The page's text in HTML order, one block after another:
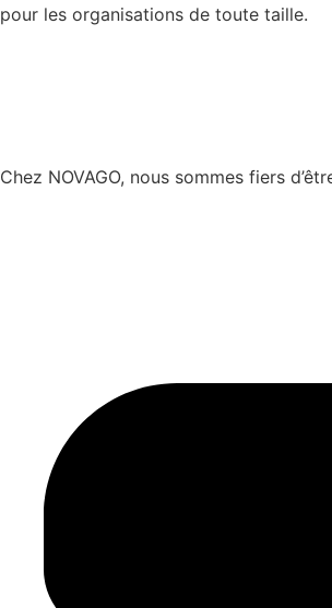
pour les organisations de toute taille.
Chez NOVAGO, nous sommes fiers